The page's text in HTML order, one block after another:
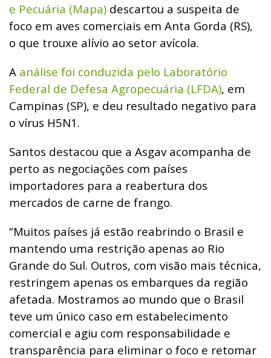
e Pecuária (Mapa) descartou a suspeita de
foco em aves comerciais em Anta Gorda (RS),
o que trouxe alívio ao setor avícola.
A análise foi conduzida pelo Laboratório
Federal de Defesa Agropecuária (LFDA), em
Campinas (SP), e deu resultado negativo para
o vírus H5N1.
Santos destacou que a Asgav acompanha de
perto as negociações com países
importadores para a reabertura dos
mercados de carne de frango.
“Muitos países já estão reabrindo o Brasil e
mantendo uma restrição apenas ao Rio
Grande do Sul. Outros, com visão mais técnica,
restringem apenas os embarques da região
afetada. Mostramos ao mundo que o Brasil
teve um único caso em estabelecimento
comercial e agiu com responsabilidade e
transparência para eliminar o foco e retomar